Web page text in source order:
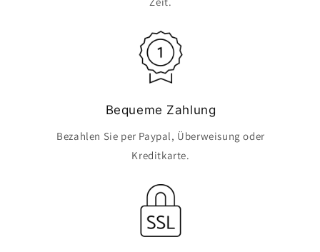
Bequeme Zahlung
Bezahlen Sie per Paypal, Überweisung oder
Kreditkarte.